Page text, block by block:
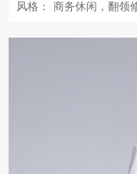
风格：
商务休闲，翻领